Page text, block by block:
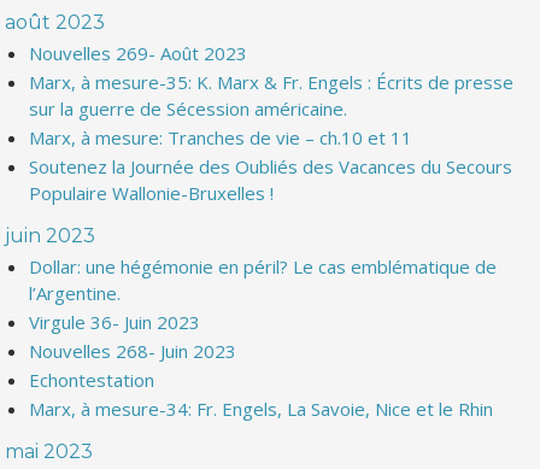
août 2023
Nouvelles 269- Août 2023
Marx, à mesure-35: K. Marx & Fr. Engels : Écrits de presse
sur la guerre de Sécession américaine.
Marx, à mesure: Tranches de vie – ch.10 et 11
Soutenez la Journée des Oubliés des Vacances du Secours
Populaire Wallonie-Bruxelles !
juin 2023
Dollar: une hégémonie en péril? Le cas emblématique de
l’Argentine.
Virgule 36- Juin 2023
Nouvelles 268- Juin 2023
Echontestation
Marx, à mesure-34: Fr. Engels, La Savoie, Nice et le Rhin
mai 2023